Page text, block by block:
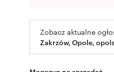
Zobacz aktualne
Zakrzów, Opole,